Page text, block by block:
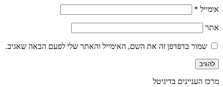
אימייל *
אתר
שמור בדפדפן זה את השם, האימייל והאתר שלי לפעם הבאה שאגיב.
מרכז העניינים בדיגיטל